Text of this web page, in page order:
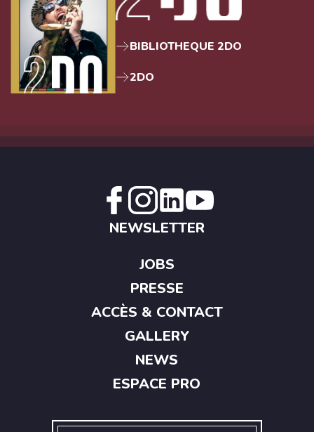
BIBLIOTHEQUE 2DO
2DO
NEWSLETTER
JOBS
PRESSE
ACCÈS & CONTACT
GALLERY
NEWS
ESPACE PRO